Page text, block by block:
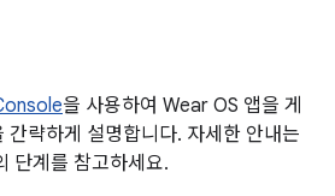
을 사용하여 Wear OS 앱을 게
간략하게 설명합니다. 자세한 안내는
단계를 참고하세요.